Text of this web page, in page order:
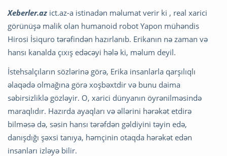
Xeberler.az ict.az-a istinadən məlumat verir ki , real xarici
görünüşə malik olan humanoid robot Yapon mühəndis
Hirosi İsiquro tərəfindən hazırlanıb. Erikanın nə zaman və
hansı kanalda çıxış edəcəyi hələ ki, məlum deyil.
İstehsalçıların sözlərinə görə, Erika insanlarla qarşılıqlı
əlaqədə olmağına görə xoşbəxtdir və bunu daima
səbirsizliklə gözləyir. O, xarici dünyanın öyrənilməsində
maraqlıdır. Hazırda ayaqları və əllərini hərəkət etdirə
bilməsə də, səsin hansı tərəfdən gəldiyini təyin edə,
danışdığı şəxsi tanıya, həmçinin otaqda hərəkət edən
insanları izləyə bilir.